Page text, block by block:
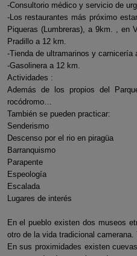
-Consultorio médico y servicio de
-Los restaurantes más próximo
Piqueras (Lumbreras), a 9km. , en
Pradillo a 12 km.
-Tienda de ultramarinos y carnicería
-Gasolinera a 12 km.
Actividades :
Además de los propios del
rocódromo…
También se pueden practicar:
Senderismo
Descenso por el rio en piragüa
Barranquismo
Parapente
Espeología
Escalada
Lugares de interés
En el pueblo existen dos museos
otro de la vida tradicional camerana.
En sus proximidades existen